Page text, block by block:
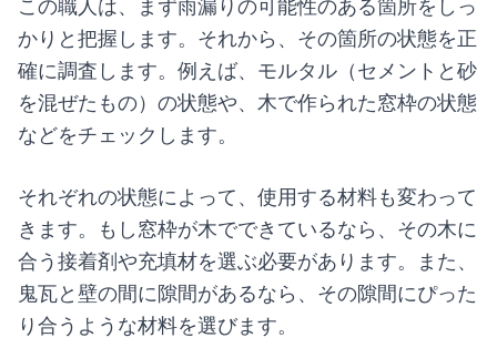
この職人は、まず雨漏りの可能性のある箇所をしっ
かりと把握します。それから、その箇所の状態を正
確に調査します。例えば、モルタル（セメントと砂
を混ぜたもの）の状態や、木で作られた窓枠の状態
などをチェックします。
それぞれの状態によって、使用する材料も変わって
きます。もし窓枠が木でできているなら、その木に
合う接着剤や充填材を選ぶ必要があります。また、
鬼瓦と壁の間に隙間があるなら、その隙間にぴった
り合うような材料を選びます。